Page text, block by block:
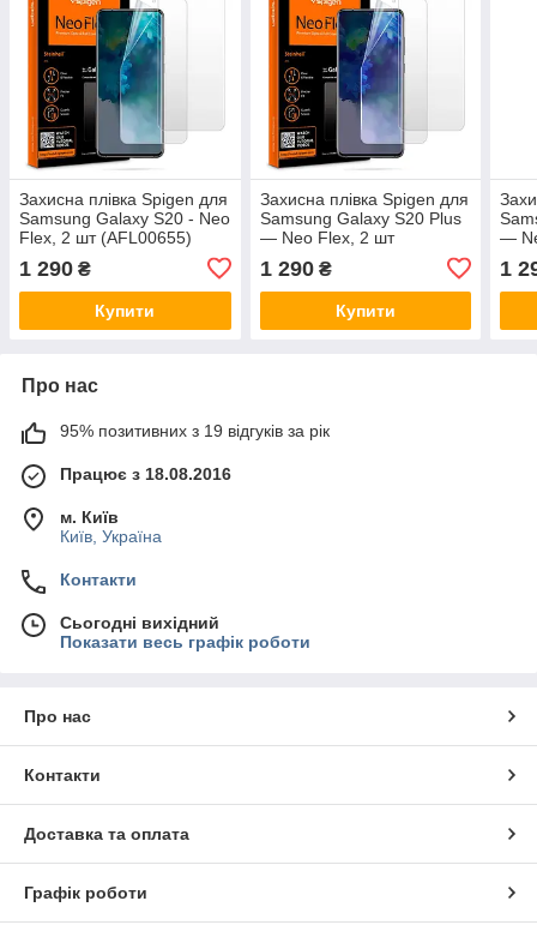
Захисна плівка Spigen для
Samsung Galaxy S20 - Neo
Flex, 2 шт (AFL00655)
1 290 ₴
Купити
Захисна плівка Spigen для
Samsung Galaxy S20 Plus
— Neo Flex, 2 шт
1 290₴
Купити
—
1
Про нас
95% позитивних з 19 відгуків за рік
Працює з 18.08.2016
м. Київ
Київ, Україна
Контакти
Сьогодні вихідний
Показати весь графік роботи
Про нас
Контакти
Доставка та оплата
Графік роботи